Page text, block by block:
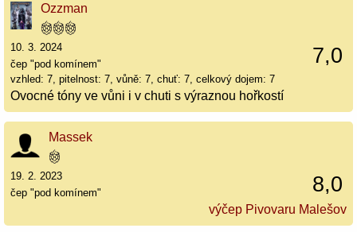
Ozzman
7,0
10. 3. 2024
čep "pod komínem"
vzhled: 7, pitelnost: 7, vůně: 7, chuť: 7, celkový dojem: 7
Ovocné tóny ve vůni i v chuti s výraznou hořkostí
Massek
8,0
19. 2. 2023
čep "pod komínem"
výčep Pivovaru Malešov